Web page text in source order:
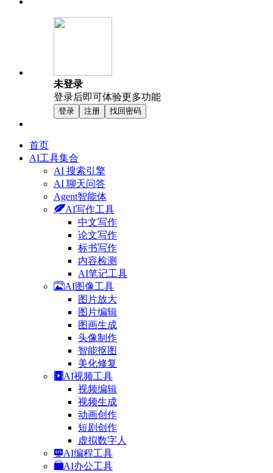
未登录
登录后即可体验更多功能
登录 注册 找回密码
首页
AI工具集合
AI 搜索引擎
AI 聊天问答
Agent智能体
AI写作工具
中文写作
论文写作
标书写作
内容检测
AI笔记工具
AI图像工具
图片放大
图片编辑
图画生成
头像制作
智能抠图
美化修复
AI视频工具
视频编辑
视频生成
动画创作
短剧创作
虚拟数字人
AI编程工具
AI办公工具